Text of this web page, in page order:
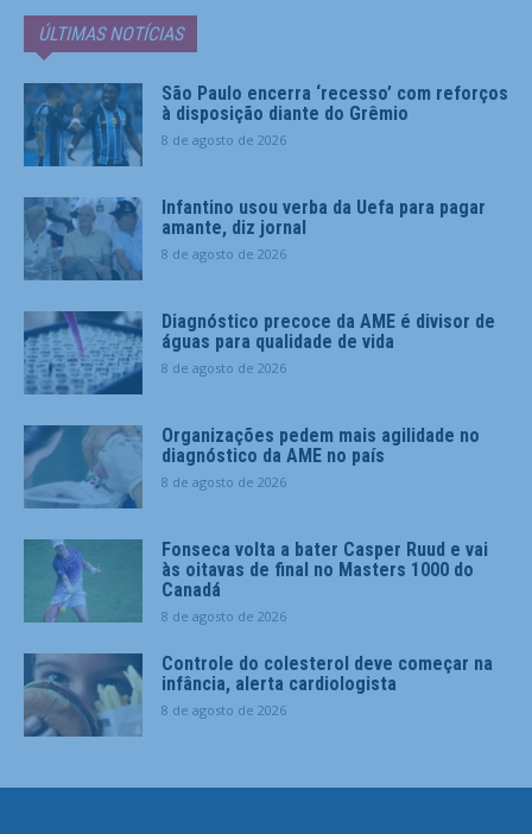
ÚLTIMAS NOTÍCIAS
São Paulo encerra ‘recesso’ com reforços
à disposição diante do Grêmio
8 de agosto de 2026
Infantino usou verba da Uefa para pagar
amante, diz jornal
8 de agosto de 2026
Diagnóstico precoce da AME é divisor de
águas para qualidade de vida
8 de agosto de 2026
Organizações pedem mais agilidade no
diagnóstico da AME no país
8 de agosto de 2026
Fonseca volta a bater Casper Ruud e vai
às oitavas de final no Masters 1000 do
Canadá
8 de agosto de 2026
Controle do colesterol deve começar na
infância, alerta cardiologista
8 de agosto de 2026